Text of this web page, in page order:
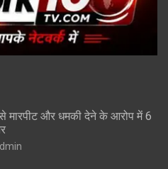
से मारपीट और धमकी देने के आरोप में 6